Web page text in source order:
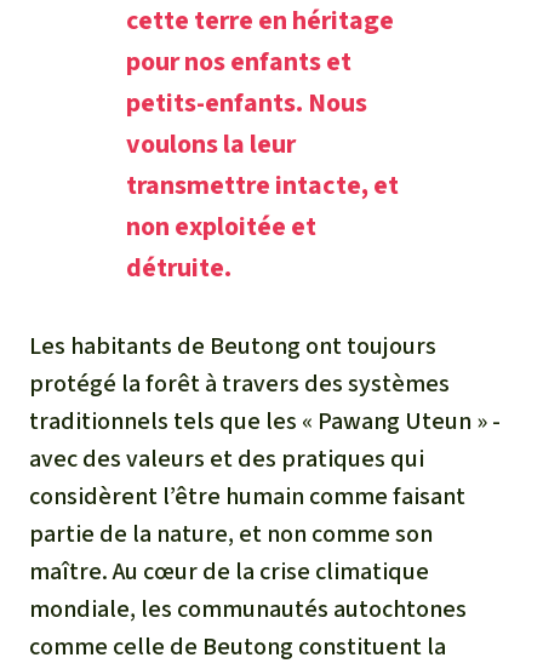
cette terre en héritage
pour nos enfants et
petits-enfants. Nous
voulons la leur
transmettre intacte, et
non exploitée et
détruite.
Les habitants de Beutong ont toujours
protégé la forêt à travers des systèmes
traditionnels tels que les « Pawang Uteun » -
avec des valeurs et des pratiques qui
considèrent l’être humain comme faisant
partie de la nature, et non comme son
maître. Au cœur de la crise climatique
mondiale, les communautés autochtones
comme celle de Beutong constituent la